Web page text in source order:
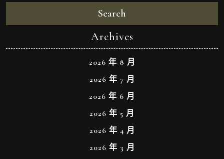
Search
Archives
2026 年 8 月
2026 年 7 月
2026 年 6 月
2026 年 5 月
2026 年 4 月
2026 年 3 月